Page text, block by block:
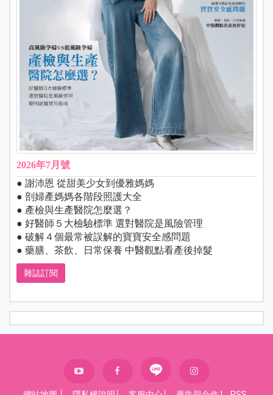
2026年7月號
● 謝沛恩 從甜美少女到優雅媽媽
● 剖婦產媽媽各階段照護大全
● 產檢與生產醫院怎麼選？
● 好醫師５大檢驗標準 選對醫院是風險管理
● 破解４個最常被誤解的寶寶安全感問題
● 藥膳、茶飲、日常保養 中醫觀點看產後掉髮
雜誌訂閱